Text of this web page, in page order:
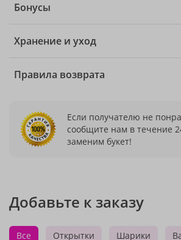
Бонусы
Хранение и уход
Правила возврата
Если получателю не
сообщите нам в течение
заменим букет!
Добавьте к заказу
Все Открытки Шарики